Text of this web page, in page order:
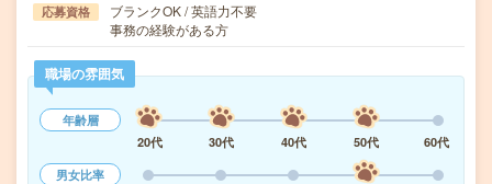
応募資格
ブランクOK / 英語力不要
事務の経験がある方
職場の雰囲気
年齢層
20代
30代 40代 50代
60代
男女比率